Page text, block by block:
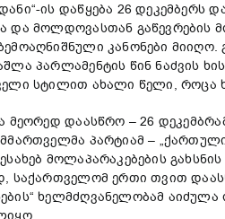
ის დაწყება 26 დეკემბერს
და მოლდოვასთან
კანონები
პარლამენტის წინ ნაძვის
სტილით ახალი წელი,
მეორედ დაასწრო – 26
პარტიამ –
მოლაპარაკებების
საქართველომ ერთი თვით
ხელმძღვანელობამ